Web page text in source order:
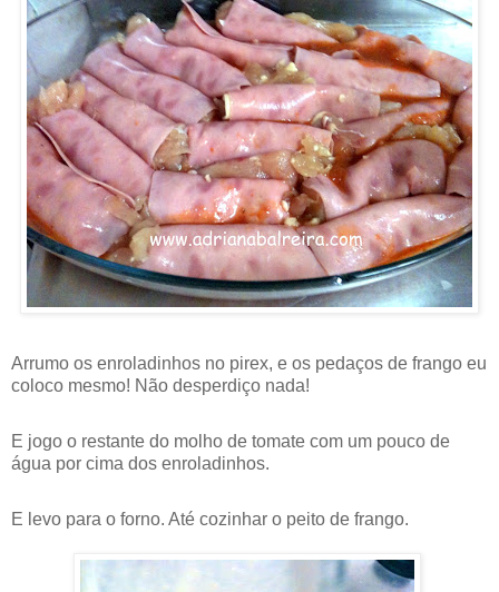
Arrumo os enroladinhos no pirex, e os pedaços de frango eu
coloco mesmo! Não desperdiço nada!
E jogo o restante do molho de tomate com um pouco de
água por cima dos enroladinhos.
E levo para o forno. Até cozinhar o peito de frango.